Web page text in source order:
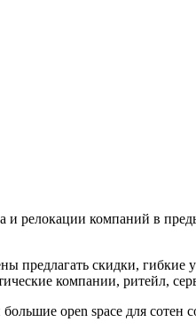
и релокации компаний в
скидки, гибкие
компании, ритейл,
open space для сотен